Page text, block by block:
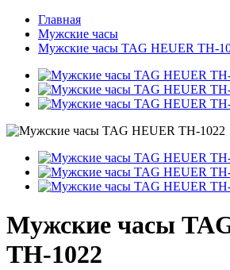
Главная
Мужские часы
Мужские часы TAG HEUER TH-
Мужские часы
TH-1022